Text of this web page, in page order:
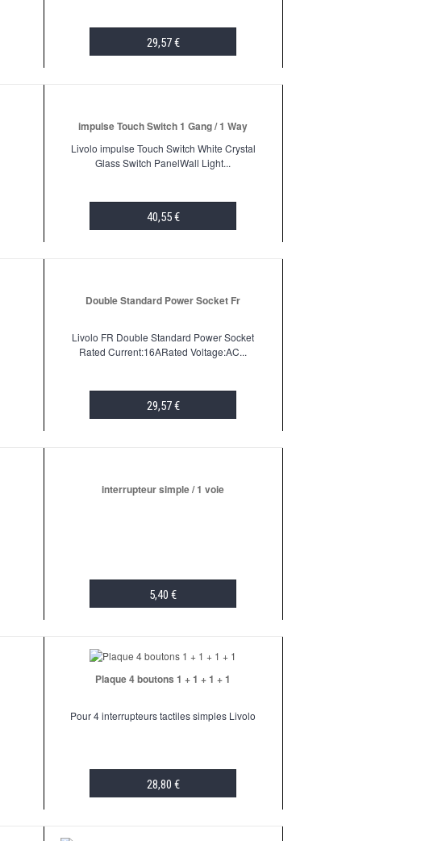
29,57 €
impulse Touch Switch 1 Gang / 1 Way
Livolo impulse Touch Switch White Crystal
Glass Switch PanelWall Light...
40,55 €
Double Standard Power Socket Fr
Livolo FR Double Standard Power Socket
Rated Current:16ARated Voltage:AC...
29,57 €
interrupteur simple / 1 voie
5,40 €
Plaque 4 boutons 1 + 1 + 1 + 1
Pour 4 interrupteurs tactiles simples Livolo
28,80 €